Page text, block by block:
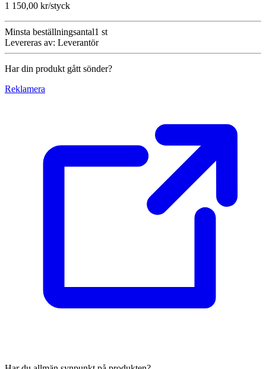
1 150,00 kr/styck
Minsta beställningsantal1 st
Levereras av: Leverantör
Har din produkt gått sönder?
Reklamera